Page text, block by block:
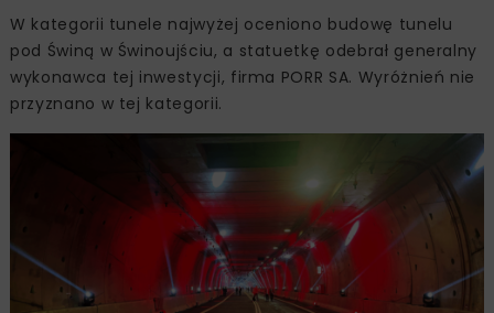
W kategorii tunele najwyżej oceniono budowę tunelu
pod Świną w Świnoujściu, a statuetkę odebrał generalny
wykonawca tej inwestycji, firma PORR SA. Wyróżnień nie
przyznano w tej kategorii.